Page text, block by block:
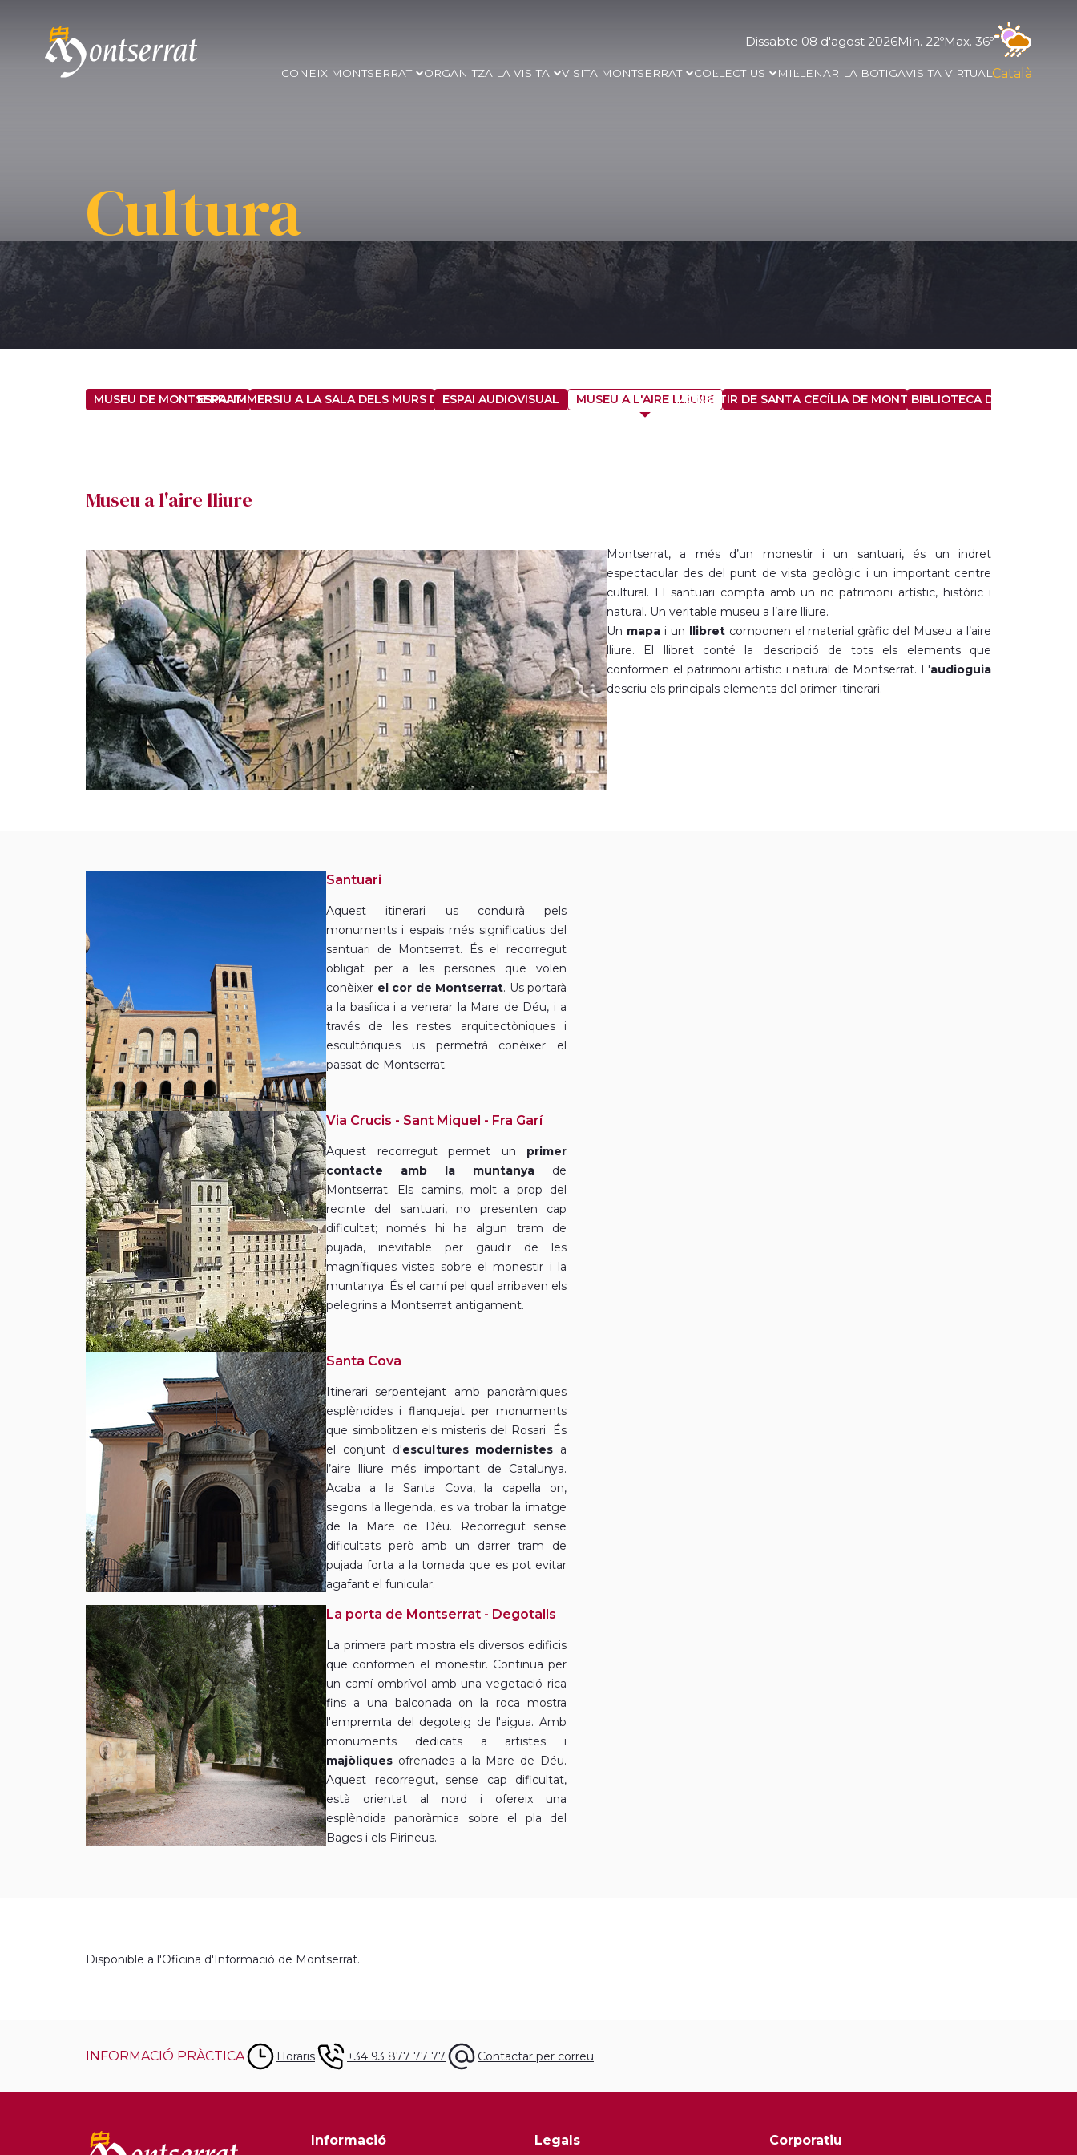
Dissabte 08 d'agost 2026Min. 22ºMax. 36º
CONEIX MONTSERRAT ORGANITZA LA VISITA VISITA MONTSERRAT COL·LECTIUS MIL·LENARI LA BOTIGAVISITA VIRTUAL Català
Cultura
MUSEU DE MONTSERRATESPAI IMMERSIU A LA SALA DELS MURS DEL S. XIVESPAI AUDIOVISUAL MUSEU A L'AIRE LLIUREMONESTIR DE SANTA CECÍLIA DE MONTSERRATBIBLIOTECA DE
Museu a l'aire lliure
Montserrat, a més d’un monestir i un santuari, és un indret
espectacular des del punt de vista geològic i un important centre
cultural. El santuari compta amb un ric patrimoni artístic, històric i
natural. Un veritable museu a l’aire lliure.
Un mapa i un llibretcomponen el material gràfic del Museu a l’aire
lliure. El llibret conté la descripció de tots els elements que
conformen el patrimoni artístic i natural de Montserrat. L'audioguia
descriu els principals elements del primer itinerari.
Santuari
Aquest itinerari us conduirà pels
monuments i espais més significatius del
santuari de Montserrat. És el recorregut
obligat per a les persones que volen
conèixer el cor de Montserrat. Us portarà
a la basílica i a venerar la Mare de Déu, i a
través de les restes arquitectòniques i
escultòriques us permetrà conèixer el
passat de Montserrat.
Via Crucis - Sant Miquel - Fra Garí
Aquest recorregut permet un primer
contacte amb la muntanya de
Montserrat. Els camins, molt a prop del
recinte del santuari, no presenten cap
dificultat; només hi ha algun tram de
pujada, inevitable per gaudir de les
magnífiques vistes sobre el monestir i la
muntanya. És el camí pel qual arribaven els
pelegrins a Montserrat antigament.
Santa Cova
Itinerari serpentejant amb panoràmiques
esplèndides i flanquejat per monuments
que simbolitzen els misteris del Rosari. És
el conjunt d'escultures modernistes a
l’aire lliure més important de Catalunya.
Acaba a la Santa Cova, la capella on,
segons la llegenda, es va trobar la imatge
de la Mare de Déu. Recorregut sense
dificultats però amb un darrer tram de
pujada forta a la tornada que es pot evitar
agafant el funicular.
La porta de Montserrat - Degotalls
La primera part mostra els diversos edificis
que conformen el monestir. Continua per
un camí ombrívol amb una vegetació rica
fins a una balconada on la roca mostra
l'empremta del degoteig de l'aigua. Amb
monuments dedicats a artistes i
majòliques ofrenades a la Mare de Déu.
Aquest recorregut, sense cap dificultat,
està orientat al nord i ofereix una
esplèndida panoràmica sobre el pla del
Bages i els Pirineus.
Disponible a l'Oficina d'Informació de Montserrat.
INFORMACIÓ PRÀCTICA Horaris +34 93 877 77 77 Contactar per correu
Informació Legals Corporatiu